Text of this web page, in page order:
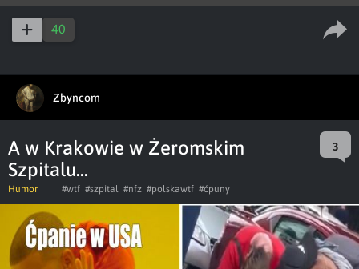
40
Zbyncom
A w Krakowie w Żeromskim
Szpitalu...
3
Humor #wtf #szpital #nfz #polskawtf #ćpuny